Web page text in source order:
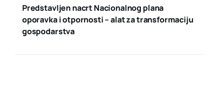
Predstavljen nacrt Nacionalnog plana
oporavka i otpornosti – alat za transformaciju
gospodarstva